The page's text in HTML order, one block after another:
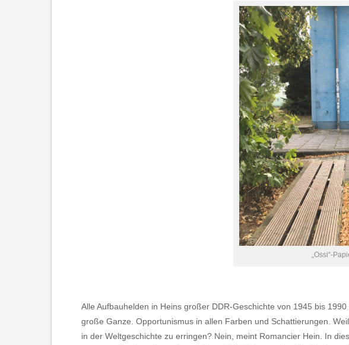
„Ossi“-
Alle Aufbauhelden in Heins großer DDR-Geschichte von 1945 bis
große Ganze. Opportunismus in allen Farben und Schattierungen.
in der Weltgeschichte zu erringen? Nein, meint Romancier Hein. In